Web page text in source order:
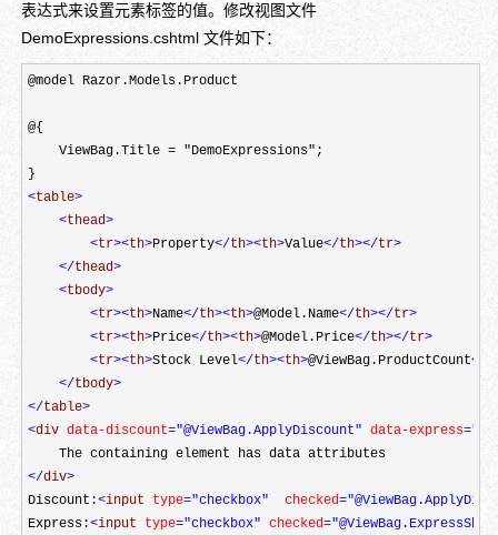
表达式来设置元素标签的值。修改视图文件
DemoExpressions.cshtml 文件如下：
@model Razor.Models.Product
@{
    ViewBag.Title = "DemoExpressions";
<table>
<thead>
<tr><th>Property</th><th>Value</th></tr>
</thead>
<tbody>
<tr><th>Name</th><th>@Model.Name</th></tr>
<tr><th>Price</th><th>@Model.Price</th></tr>
<tr><th>Stock Level</th><th>@ViewBag.ProductCount</
</tbody>
</table>
<div data-discount="@ViewBag.ApplyDiscount" data-express
</div>
Discount:<input type="checkbox"
  checked
Express:<input type="checkbox" checked